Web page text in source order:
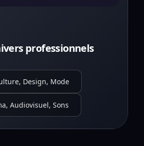
professionnels
Design, Mode
Audiovisuel, Sons